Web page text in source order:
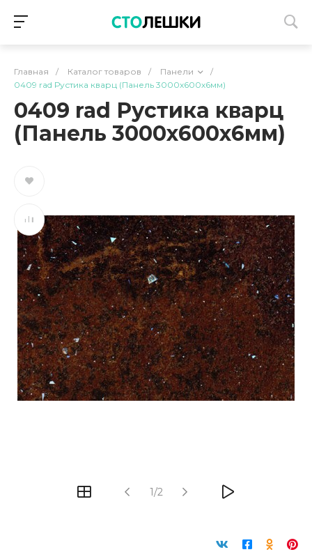
Главная / Каталог товаров / Панели
/
0409 rad Рустика кварц (Панель 3000х600х6мм)
0409 rad Рустика кварц
(Панель 3000х600х6мм)
1/2